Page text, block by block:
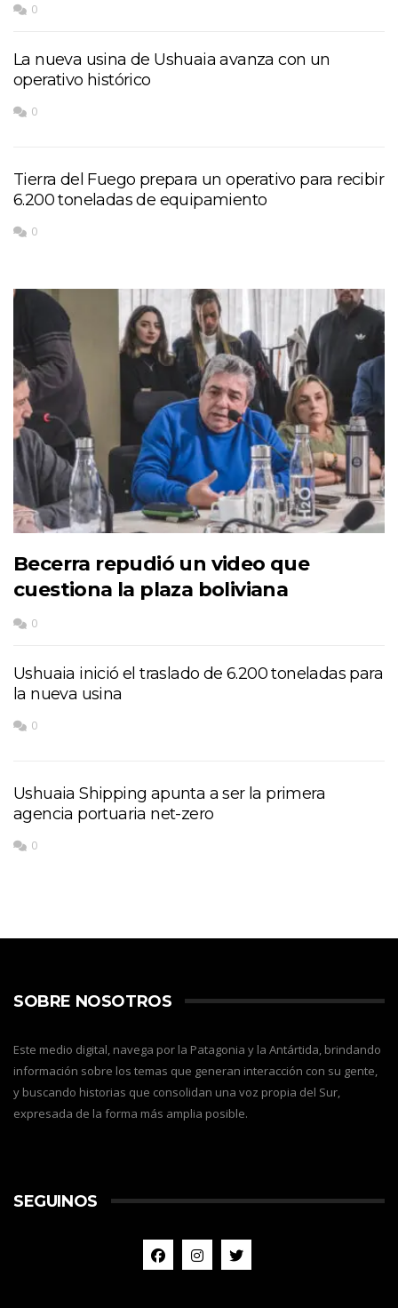
0
La nueva usina de Ushuaia avanza con un
operativo histórico
0
Tierra del Fuego prepara un operativo para recibir
6.200 toneladas de equipamiento
0
Becerra repudió un video que
cuestiona la plaza boliviana
0
Ushuaia inició el traslado de 6.200 toneladas para
la nueva usina
0
Ushuaia Shipping apunta a ser la primera
agencia portuaria net-zero
0
SOBRE NOSOTROS
Este medio digital, navega por la Patagonia y la Antártida, brindando
información sobre los temas que generan interacción con su gente,
y buscando historias que consolidan una voz propia del Sur,
expresada de la forma más amplia posible.
SEGUINOS